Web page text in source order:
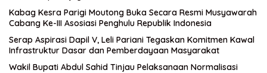
Kabag Kesra Parigi Moutong Buka Secara Resmi Musyawarah
Cabang Ke-III Asosiasi Penghulu Republik Indonesia
Serap Aspirasi Dapil V, Leli Pariani Tegaskan Komitmen Kawal
Infrastruktur Dasar dan Pemberdayaan Masyarakat
Wakil Bupati Abdul Sahid Tinjau Pelaksanaan Normalisasi